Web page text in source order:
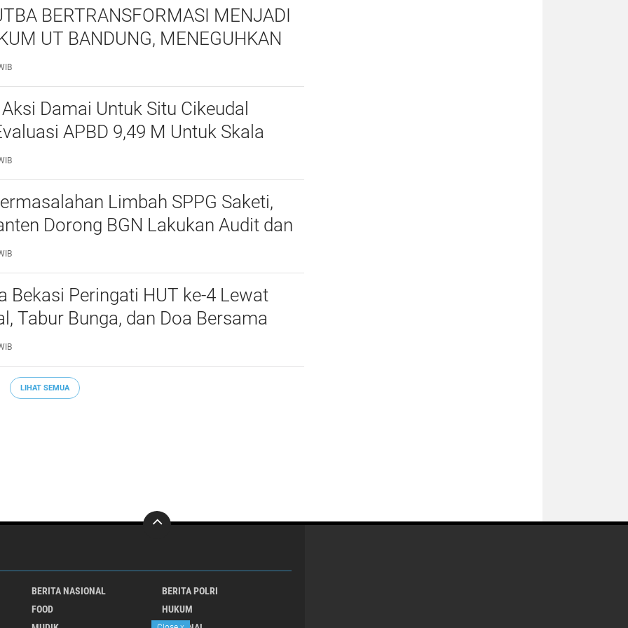
BERTRANSFORMASI MENJADI
UT BANDUNG, MENEGUHKAN
ORGANISASI MAHASISWA HUKUM
TERBUKA
Damai Untuk Situ Cikeudal
APBD 9,49 M Untuk Skala
Kebutuhan Dasar Masyarakat
nya Butuh Kawasa
Limbah SPPG Saketi,
Dorong BGN Lakukan Audit dan
Bekasi Peringati HUT ke-4 Lewat
Tabur Bunga, dan Doa Bersama
Anggota
LIHAT SEMUA
BERITA NASIONAL
BERITA POLRI
FOOD
HUKUM